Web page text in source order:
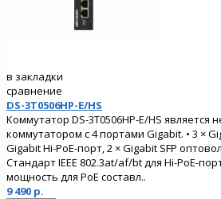
в закладки
сравнение
DS-3T0506HP-E/HS
Коммутатор DS-3T0506HP-E/HS является
коммутатором с 4 портами Gigabit. • 3 ×
Gigabit Hi-PoE-порт, 2 × Gigabit SFP
Стандарт IEEE 802.3at/af/bt для Hi-PoE-
мощность для PoE составл..
9 490 р.